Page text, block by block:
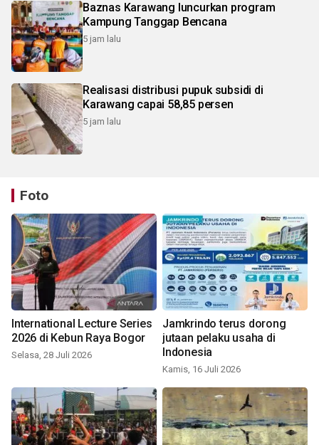
Baznas Karawang luncurkan program
Kampung Tanggap Bencana
5 jam lalu
Realisasi distribusi pupuk subsidi di
Karawang capai 58,85 persen
5 jam lalu
Foto
International Lecture Series
2026 di Kebun Raya Bogor
Selasa, 28 Juli 2026
Jamkrindo terus dorong
jutaan pelaku usaha di
Indonesia
Kamis, 16 Juli 2026